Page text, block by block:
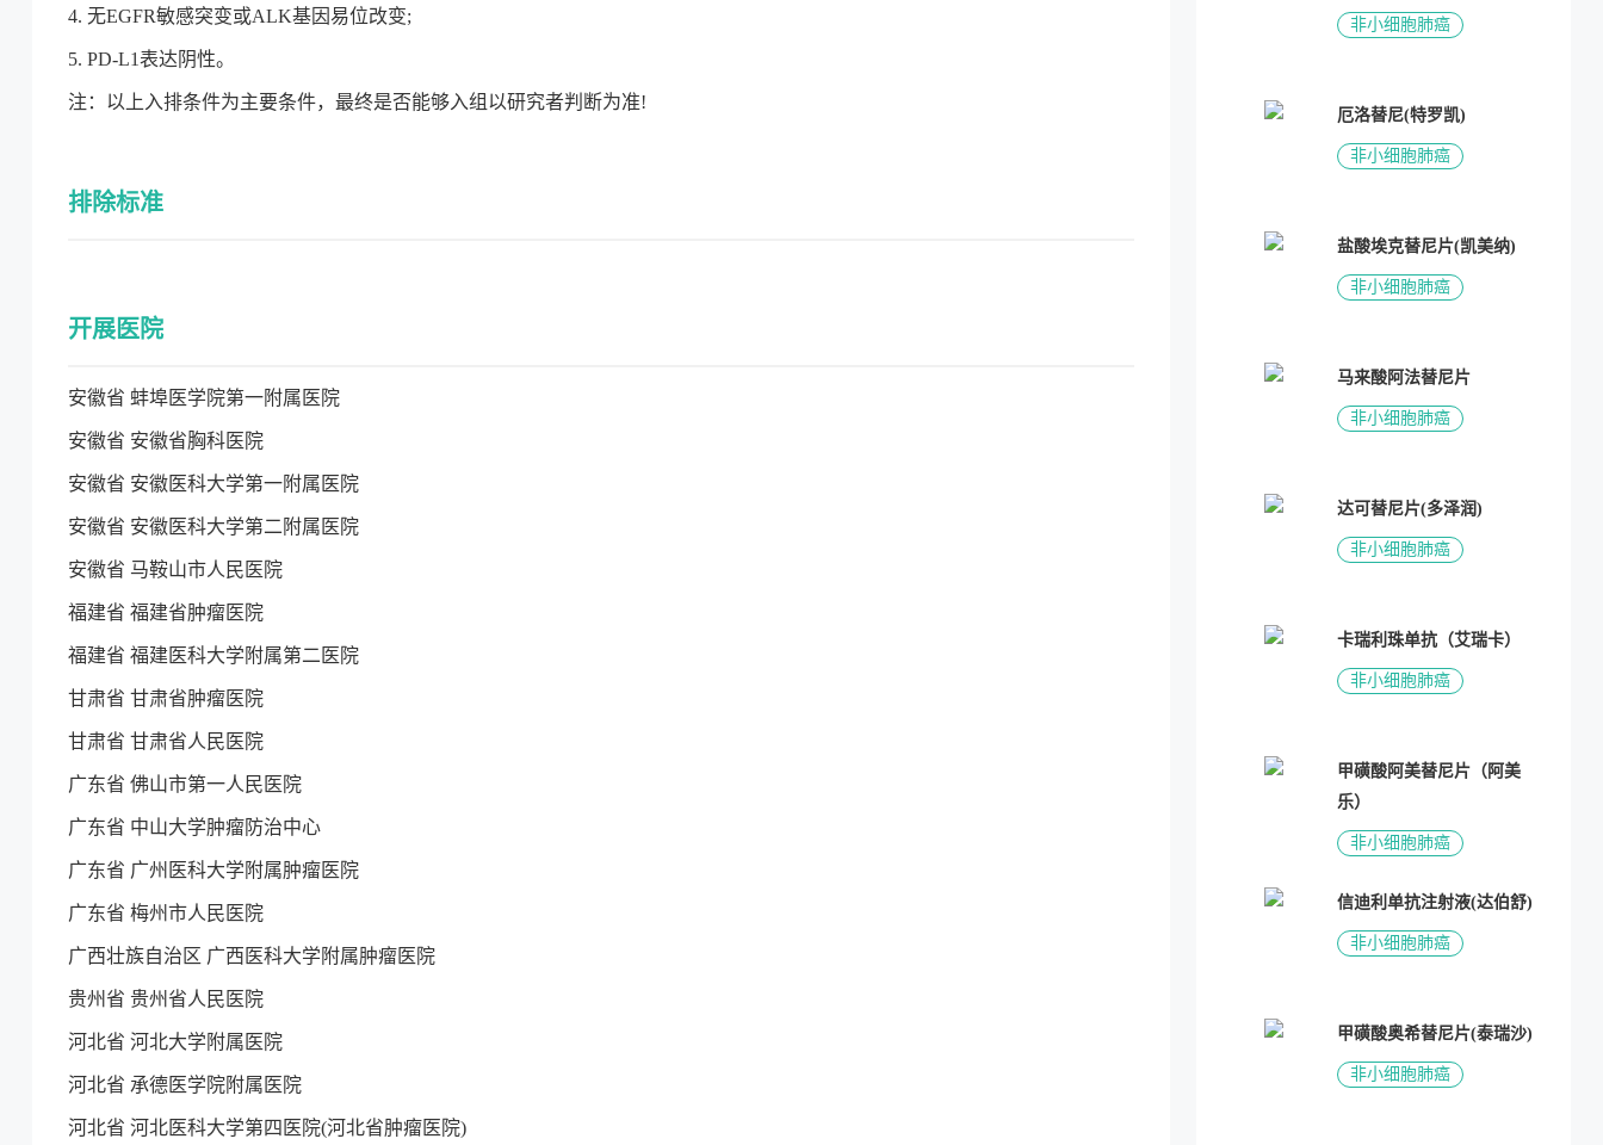
4. 无EGFR敏感突变或ALK基因易位改变;
5. PD-L1表达阴性。
注：以上入排条件为主要条件，最终是否能够入组以研究者判断为准!
排除标准
开展医院
安徽省 蚌埠医学院第一附属医院
安徽省 安徽省胸科医院
安徽省 安徽医科大学第一附属医院
安徽省 安徽医科大学第二附属医院
安徽省 马鞍山市人民医院
福建省 福建省肿瘤医院
福建省 福建医科大学附属第二医院
甘肃省 甘肃省肿瘤医院
甘肃省 甘肃省人民医院
广东省 佛山市第一人民医院
广东省 中山大学肿瘤防治中心
广东省 广州医科大学附属肿瘤医院
广东省 梅州市人民医院
广西壮族自治区 广西医科大学附属肿瘤医院
贵州省 贵州省人民医院
河北省 河北大学附属医院
河北省 承德医学院附属医院
河北省 河北医科大学第四医院(河北省肿瘤医院)
非小细胞肺癌
厄洛替尼(特罗凯)
非小细胞肺癌
盐酸埃克替尼片(凯美纳)
非小细胞肺癌
马来酸阿法替尼片
非小细胞肺癌
达可替尼片(多泽润)
非小细胞肺癌
卡瑞利珠单抗（艾瑞卡）
非小细胞肺癌
甲磺酸阿美替尼片（阿美
乐）
非小细胞肺癌
信迪利单抗注射液(达伯舒)
非小细胞肺癌
甲磺酸奥希替尼片(泰瑞沙)
非小细胞肺癌